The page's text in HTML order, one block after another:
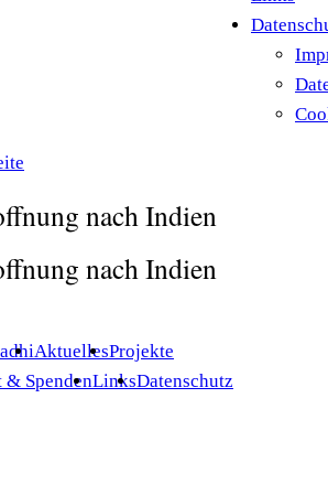
nach Indien
nach Indien
AktuellesProjekte
SpendenLinksDatenschutz